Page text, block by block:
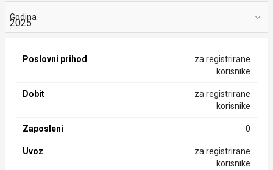
Godina
Poslovni prihod
za registrirane
korisnike
Dobit
za registrirane
korisnike
Zaposleni 0
Uvoz
za registrirane
korisnike